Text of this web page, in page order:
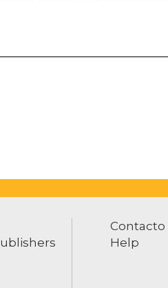
Contacto
Help